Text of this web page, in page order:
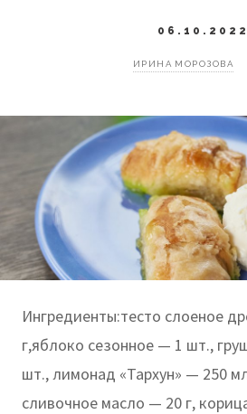
06.10.2022
ИРИНА МОРОЗОВА
Ингредиенты:тесто слоеное
г,яблоко сезонное — 1 шт.,
шт., лимонад «Тархун» — 250
сливочное масло — 20 г,